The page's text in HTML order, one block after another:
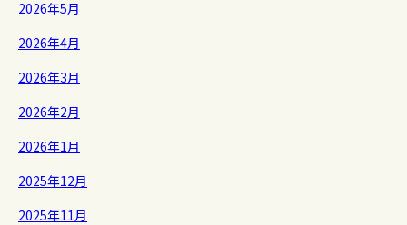
2026年5月
2026年4月
2026年3月
2026年2月
2026年1月
2025年12月
2025年11月